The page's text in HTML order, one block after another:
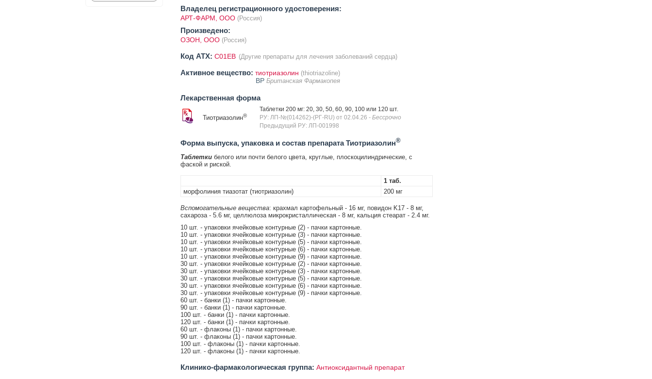
Владелец регистрационного удостоверения:
АРТ-ФАРМ, ООО (Россия)
Произведено:
ОЗОН, ООО (Россия)
Код ATX: C01EB (Другие препараты для лечения заболеваний сердца)
Активное вещество: тиотриазолин (thiotriazoline)
BP Британская Фармакопея
Лекарственная форма
Тиотриазолин®
Таблетки 200 мг: 20, 30, 50, 60, 90, 100 или 120 шт.
РУ: ЛП-№(014262)-(РГ-RU) от 02.04.26 - Бессрочно
Предыдущий РУ: ЛП-001998
Форма выпуска, упаковка и состав препарата Тиотриазолин®
Таблеткибелого или почти белого цвета, круглые, плоскоцилиндрические, с
фаской и риской.
1 таб.
морфолиния тиазотат (тиотриазолин)
200 мг
Вспомогательные вещества: крахмал картофельный - 16 мг, повидон K17 - 8 мг,
сахароза - 5.6 мг, целлюлоза микрокристаллическая - 8 мг, кальция стеарат - 2.4 мг.
10 шт. - упаковки ячейковые контурные (2) - пачки картонные.
10 шт. - упаковки ячейковые контурные (3) - пачки картонные.
10 шт. - упаковки ячейковые контурные (5) - пачки картонные.
10 шт. - упаковки ячейковые контурные (6) - пачки картонные.
10 шт. - упаковки ячейковые контурные (9) - пачки картонные.
30 шт. - упаковки ячейковые контурные (2) - пачки картонные.
30 шт. - упаковки ячейковые контурные (3) - пачки картонные.
30 шт. - упаковки ячейковые контурные (5) - пачки картонные.
30 шт. - упаковки ячейковые контурные (6) - пачки картонные.
30 шт. - упаковки ячейковые контурные (9) - пачки картонные.
60 шт. - банки (1) - пачки картонные.
90 шт. - банки (1) - пачки картонные.
100 шт. - банки (1) - пачки картонные.
120 шт. - банки (1) - пачки картонные.
60 шт. - флаконы (1) - пачки картонные.
90 шт. - флаконы (1) - пачки картонные.
100 шт. - флаконы (1) - пачки картонные.
120 шт. - флаконы (1) - пачки картонные.
Клинико-фармакологическая группа: Антиоксидантный препарат